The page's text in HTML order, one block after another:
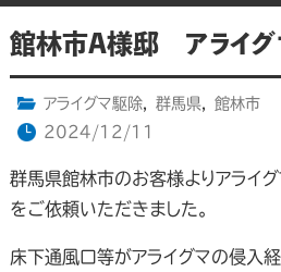
館林市A様邸 アライグ
アライグマ駆除, 群馬県,
館林市
2024/12/11
群馬県館林市のお客様よりアライ
をご依頼いただきました。
床下通風口等がアライグマの侵入経